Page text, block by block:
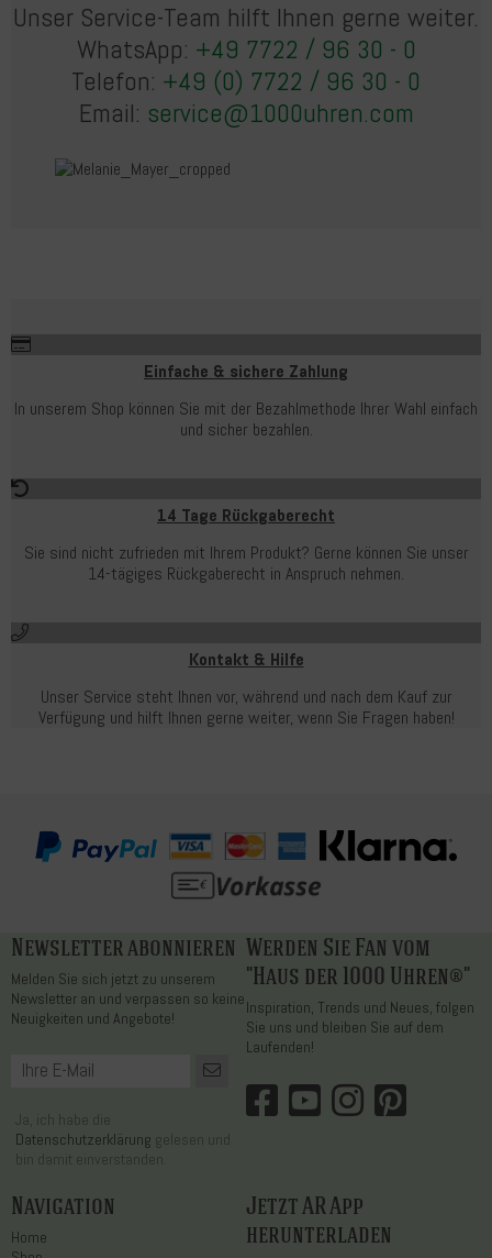
Unser Service-Team hilft Ihnen gerne weiter.
WhatsApp: +49 7722 / 96 30 - 0
Telefon: +49 (0) 7722 / 96 30 - 0
Email: service@1000uhren.com
Einfache & sichere Zahlung
In unserem Shop können Sie mit der Bezahlmethode Ihrer Wahl einfach
und sicher bezahlen.
14 Tage Rückgaberecht
Sie sind nicht zufrieden mit Ihrem Produkt? Gerne können Sie unser
14-tägiges Rückgaberecht in Anspruch nehmen.
Kontakt & Hilfe
Unser Service steht Ihnen vor, während und nach dem Kauf zur
Verfügung und hilft Ihnen gerne weiter, wenn Sie Fragen haben!
Newsletter abonnieren
Melden Sie sich jetzt zu unserem
Newsletter an und verpassen so keine
Neuigkeiten und Angebote!
Ja, ich habe die
Datenschutzerklärung gelesen und
bin damit einverstanden.
Werden Sie Fan vom
"Haus der 1000 Uhren®"
Inspiration, Trends und Neues, folgen
Sie uns und bleiben Sie auf dem
Laufenden!
Navigation
Home
Jetzt AR App
herunterladen